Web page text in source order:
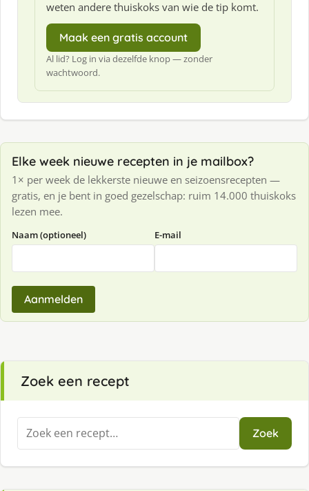
weten andere thuiskoks van wie de tip komt.
Maak een gratis account
Al lid? Log in via dezelfde knop — zonder
wachtwoord.
Elke week nieuwe recepten in je mailbox?
1× per week de lekkerste nieuwe en seizoensrecepten —
gratis, en je bent in goed gezelschap: ruim 14.000 thuiskoks
lezen mee.
Naam (optioneel) E-mail
Aanmelden
Zoek een recept
Zoeken
naar:
Zoek